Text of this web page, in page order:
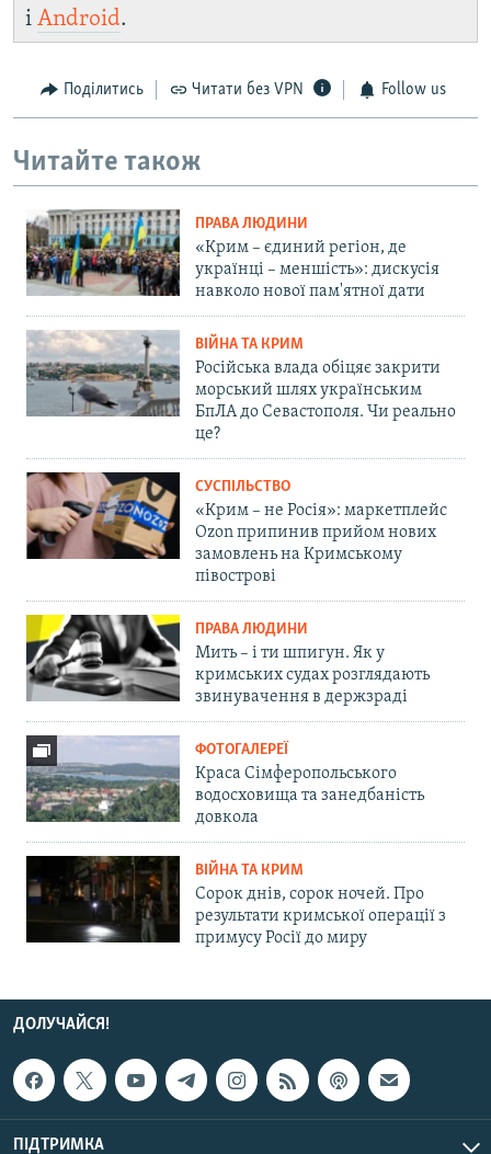
і Android.
Поділитись Читати без VPN Follow us
Читайте також
ПРАВА ЛЮДИНИ
«Крим – єдиний регіон, де
українці – меншість»: дискусія
навколо нової пам'ятної дати
ВІЙНА ТА КРИМ
Російська влада обіцяє закрити
морський шлях українським
БпЛА до Севастополя. Чи реально
це?
СУСПІЛЬСТВО
«Крим – не Росія»: маркетплейс
Ozon припинив прийом нових
замовлень на Кримському
півострові
ПРАВА ЛЮДИНИ
Мить – і ти шпигун. Як у
кримських судах розглядають
звинувачення в держзраді
ФОТОГАЛЕРЕЇ
Краса Сімферопольського
водосховища та занедбаність
довкола
ВІЙНА ТА КРИМ
Сорок днів, сорок ночей. Про
результати кримської операції з
примусу Росії до миру
ДОЛУЧАЙСЯ!
ПІДТРИМКА